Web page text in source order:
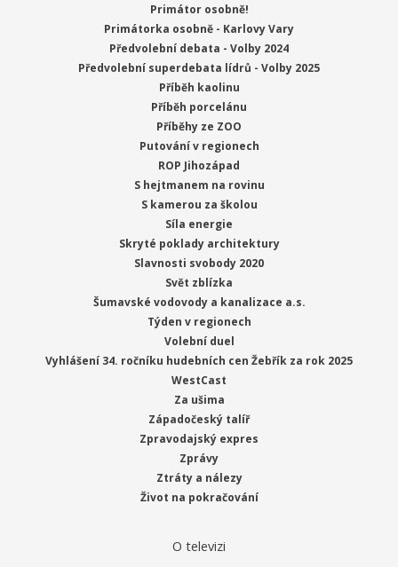
Primátor osobně!
Primátorka osobně - Karlovy Vary
Předvolební debata - Volby 2024
Předvolební superdebata lídrů - Volby 2025
Příběh kaolinu
Příběh porcelánu
Příběhy ze ZOO
Putování v regionech
ROP Jihozápad
S hejtmanem na rovinu
S kamerou za školou
Síla energie
Skryté poklady architektury
Slavnosti svobody 2020
Svět zblízka
Šumavské vodovody a kanalizace a.s.
Týden v regionech
Volební duel
Vyhlášení 34. ročníku hudebních cen Žebřík za rok 2025
WestCast
Za ušima
Západočeský talíř
Zpravodajský expres
Zprávy
Ztráty a nálezy
Život na pokračování
O televizi